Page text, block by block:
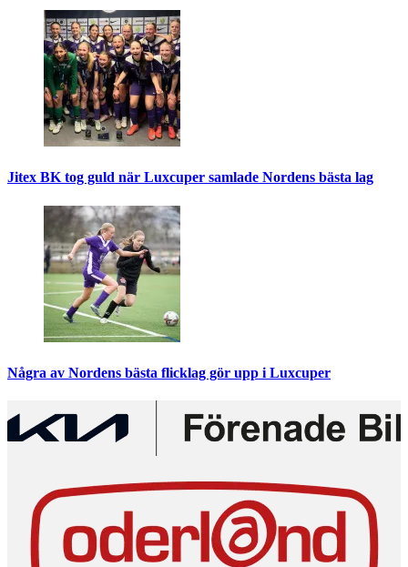
Jitex BK tog guld när Luxcuper samlade Nordens bästa lag
Några av Nordens bästa flicklag gör upp i Luxcuper